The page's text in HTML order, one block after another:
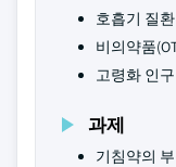
호흡기 질
비의약품
고령화 인
과제
기침약의